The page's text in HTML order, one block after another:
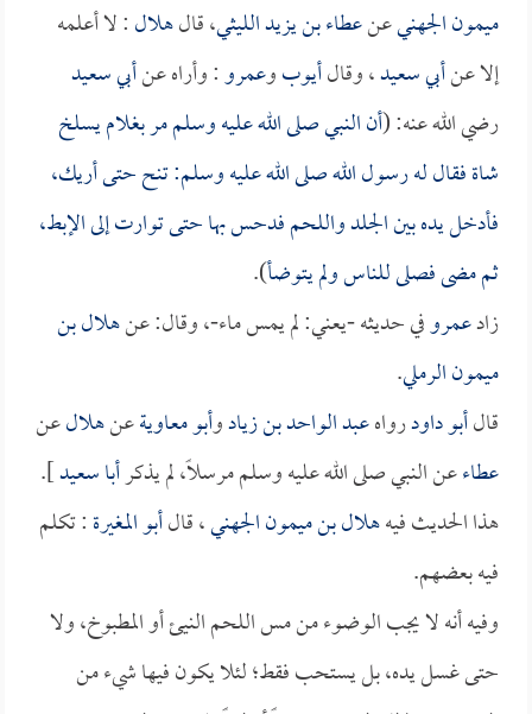
ميمون الجهنيعنعطاء بن يزيد الليثي، قالهلال: لا أعلمه
إلا عنأبي سعيد، وقالأيوبوعمرو: وأراه عنأبي سعيد
رضي الله عنه: (أن النبي صلى الله عليه وسلم مر بغلام يسلخ
شاة فقال له رسول الله صلى الله عليه وسلم: تنح حتى أريك،
فأدخل يده بين الجلد واللحم فدحس بها حتى توارت إلى الإبط،
ثم مضى فصلى للناس ولم يتوضأ).
زادعمروفي حديثه -يعني: لم يمس ماء-، وقال: عنهلال بن
ميمون الرملي.
قالأبو داودرواهعبد الواحد بن زيادوأبو معاويةعنهلالعن
عطاءعن النبي صلى الله عليه وسلم مرسلاً، لم يذكرأبا سعيد].
هذا الحديث فيههلال بن ميمون الجهني، قالأبو المغيرة: تكلم
فيه بعضهم.
وفيه أنه لا يجب الوضوء من مس اللحم النيئ أو المطبوخ، ولا
حتى غسل يده، بل يستحب فقط؛ لئلا يكون فيها شيء من